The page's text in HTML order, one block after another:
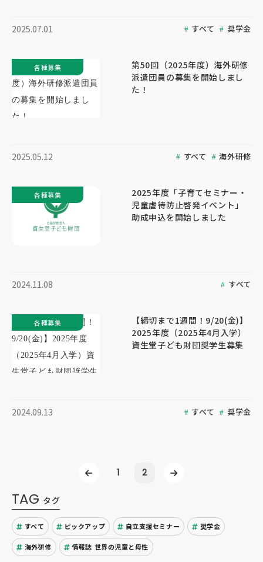
2025.07.01 すべて 奨学金
第50回（2025年度）海外研修
派遣団員の募集を開始しまし
た！
2025.05.12 すべて 海外研修
各種募集
2025年度「子育てセミナー・
児童虐待防止啓発イベント」
助成申込を開始しました
2024.11.08 すべて
各種募集
【締切まで1週間！9/20(金)】
2025年度（2025年4月入学）
資生堂子ども財団奨学生募集
2024.09.13 すべて 奨学金
各種募集
1 2
TAG タグ
すべて ピックアップ 自立支援セミナー 奨学金
海外研修 情報誌 世界の児童と母性